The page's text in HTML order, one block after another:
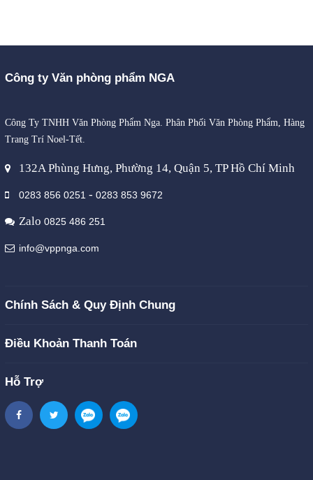
Công ty Văn phòng phẩm NGA
Công Ty TNHH Văn Phòng Phẩm Nga. Phân Phối Văn Phòng Phẩm, Hàng
Trang Trí Noel-Tết.
132A Phùng Hưng, Phường 14, Quận 5, TP Hồ Chí Minh
0283 856 0251 - 0283 853 9672
Zalo 0825 486 251
info@vppnga.com
Chính Sách & Quy Định Chung
Điều Khoản Thanh Toán
Hỗ Trợ